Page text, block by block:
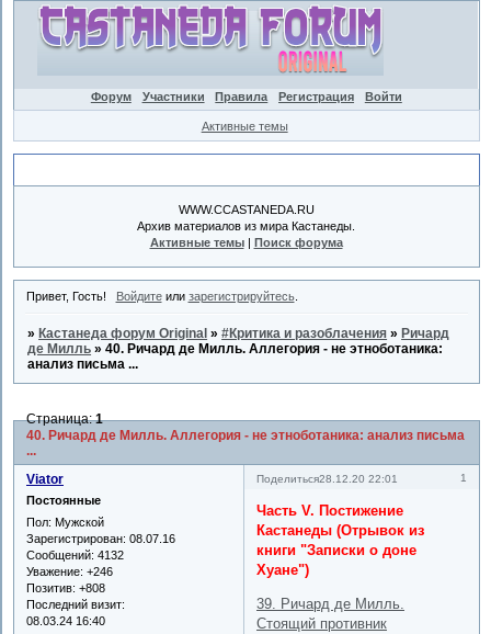
Форум Участники Правила Регистрация Войти
Активные темы
WWW.CCASTANEDA.RU
Архив материалов из мира Кастанеды.
Активные темы| Поиск форума
Привет, Гость! Войдитеили зарегистрируйтесь.
» Кастанеда форум Original »#Критика и разоблачения » Ричард
де Милль »40. Ричард де Милль. Аллегория - не этноботаника:
анализ письма ...
40. Ричард де Милль. Аллегория - не этноботаника: анализ письма
...
Страница:1
Поделиться 1
28.12.20 22:01
Viator
Постоянные
Пол: Мужской
Зарегистрирован: 08.07.16
Сообщений: 4132
Уважение: +246
Позитив: +808
Последний визит:
08.03.24 16:40
Часть V. Постижение
Кастанеды (Отрывок из
книги "Записки о доне
Хуане")
39. Ричард де Милль.
Стоящий противник